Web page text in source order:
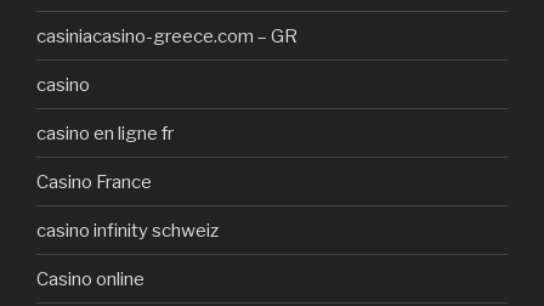
casiniacasino-greece.com – GR
casino
casino en ligne fr
Casino France
casino infinity schweiz
Casino online